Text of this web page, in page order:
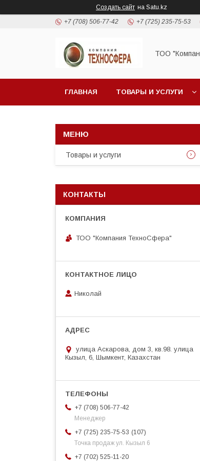
Создать сайт на Satu.kz
+7 (708) 506-77-42 +7 (725) 235-75-53
ТОО
ГЛАВНАЯ ТОВАРЫ И УСЛУГИ
Товары и услуги
КОНТАКТЫ
ТОО "Компания ТехноСфера"
Николай
улица Аскарова, дом 3, кв.98. улица
Кызыл, 6, Шымкент, Казахстан
+7 (708) 506-77-42
Менеджер
+7 (725) 235-75-53
107
Точка продаж ул. Кызыл 6
+7 (702) 525-11-20